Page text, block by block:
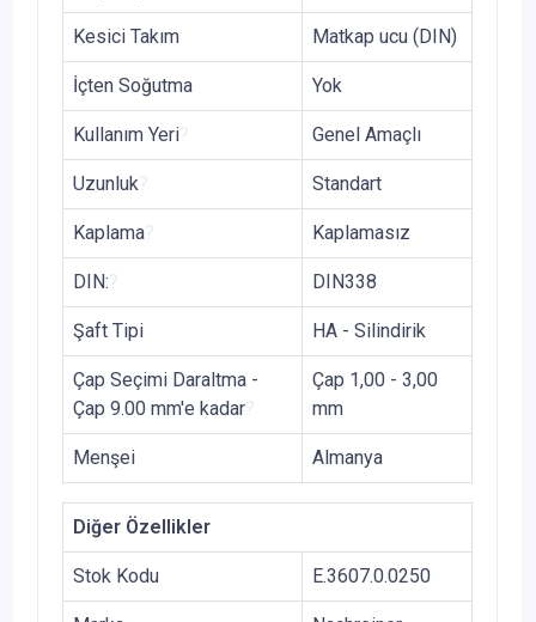
Kesici Takım Matkap ucu (DIN)
İçten Soğutma Yok
Kullanım Yeri Genel Amaçlı
Uzunluk Standart
Kaplama Kaplamasız
DIN: DIN338
Şaft Tipi HA - Silindirik
Çap Seçimi Daraltma -
Çap 9.00 mm'e kadar
Çap 1,00 - 3,00
mm
Menşei Almanya
Diğer Özellikler
Stok Kodu E.3607.0.0250